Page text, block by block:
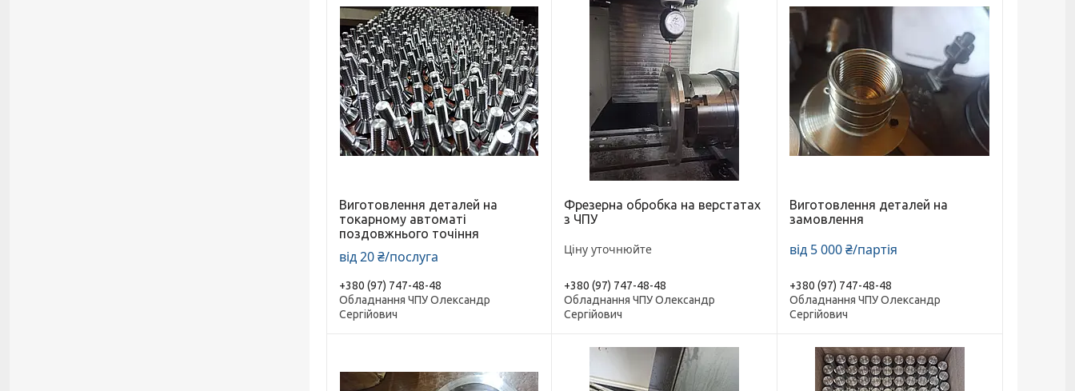
Виготовлення деталей на
токарному автоматі
поздовжнього точіння
від 20 ₴/послуга
+380 (97) 747-48-48
Обладнання ЧПУ Олександр
Сергійович
Фрезерна обробка на верстатах
з ЧПУ
Ціну уточнюйте
+380 (97) 747-48-48
Обладнання ЧПУ Олександр
Сергійович
Виготовлення деталей на
замовлення
від 5 000 ₴/партія
+380 (97) 747-48-48
Обладнання ЧПУ Олександр
Сергійович